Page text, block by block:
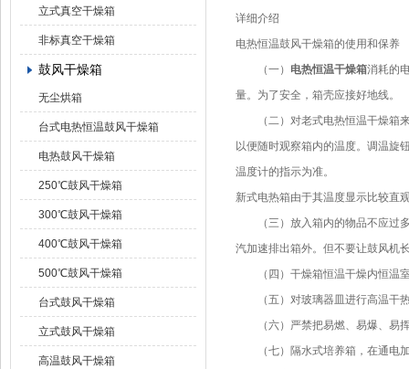
立式真空干燥箱
非标真空干燥箱
鼓风干燥箱
无尘烘箱
台式电热恒温鼓风干燥箱
电热鼓风干燥箱
250℃鼓风干燥箱
300℃鼓风干燥箱
400℃鼓风干燥箱
500℃鼓风干燥箱
台式鼓风干燥箱
立式鼓风干燥箱
高温鼓风干燥箱
详细介绍
电热恒温鼓风干燥箱的使用和保养
（一） 电热恒温干燥箱消耗的
量。为了安全，箱壳应接好地线。
（二）对老式电热恒温干燥箱来
以便随时观察箱内的温度。调温旋
温度计的指示为准。
新式电热箱由于其温度显示比较直
（三）放入箱内的物品不应过多
汽加速排出箱外。但不要让鼓风机
（四）干燥箱恒温干燥内恒温室
（五）对玻璃器皿进行高温干热
（六）严禁把易燃、易爆、易挥
（七）隔水式培养箱，在通电加